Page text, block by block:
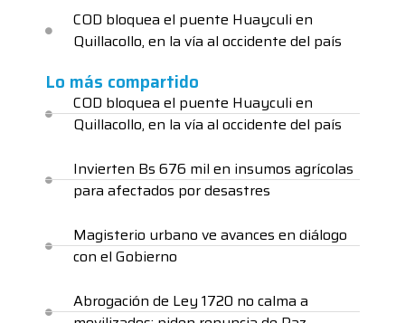
COD bloquea el puente Huayculi en
Quillacollo, en la vía al occidente del país
Lo más compartido
COD bloquea el puente Huayculi en
Quillacollo, en la vía al occidente del país
Invierten Bs 676 mil en insumos agrícolas
para afectados por desastres
Magisterio urbano ve avances en diálogo
con el Gobierno
Abrogación de Ley 1720 no calma a